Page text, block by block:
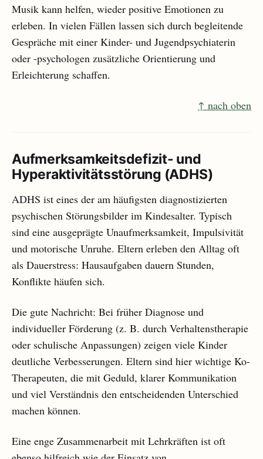
Musik kann helfen, wieder positive Emotionen zu
erleben. In vielen Fällen lassen sich durch begleitende
Gespräche mit einer Kinder- und Jugendpsychiaterin
oder -psychologen zusätzliche Orientierung und
Erleichterung schaffen.
↑ nach oben
Aufmerksamkeitsdefizit- und
Hyperaktivitätsstörung (ADHS)
ADHS ist eines der am häufigsten diagnostizierten
psychischen Störungsbilder im Kindesalter. Typisch
sind eine ausgeprägte Unaufmerksamkeit, Impulsivität
und motorische Unruhe. Eltern erleben den Alltag oft
als Dauerstress: Hausaufgaben dauern Stunden,
Konflikte häufen sich.
Die gute Nachricht: Bei früher Diagnose und
individueller Förderung (z. B. durch Verhaltenstherapie
oder schulische Anpassungen) zeigen viele Kinder
deutliche Verbesserungen. Eltern sind hier wichtige Ko-
Therapeuten, die mit Geduld, klarer Kommunikation
und viel Verständnis den entscheidenden Unterschied
machen können.
Eine enge Zusammenarbeit mit Lehrkräften ist oft